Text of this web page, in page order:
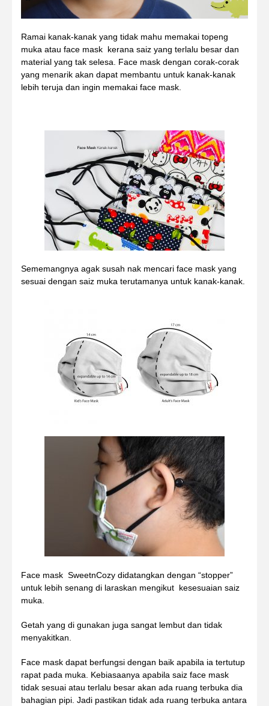
Ramai kanak-kanak yang tidak mahu memakai topeng
muka atau face mask kerana saiz yang terlalu besar dan
material yang tak selesa. Face mask dengan corak-corak
yang menarik akan dapat membantu untuk kanak-kanak
lebih teruja dan ingin memakai face mask.
Sememangnya agak susah nak mencari face mask yang
sesuai dengan saiz muka terutamanya untuk kanak-kanak.
Face mask SweetnCozy didatangkan dengan “stopper”
untuk lebih senang di laraskan mengikut kesesuaian saiz
muka.
Getah yang di gunakan juga sangat lembut dan tidak
menyakitkan.
Face mask dapat berfungsi dengan baik apabila ia tertutup
rapat pada muka. Kebiasaanya apabila saiz face mask
tidak sesuai atau terlalu besar akan ada ruang terbuka dia
bahagian pipi. Jadi pastikan tidak ada ruang terbuka antara